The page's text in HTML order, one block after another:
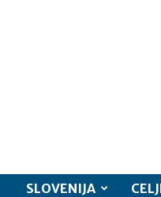
SLOVENIJA